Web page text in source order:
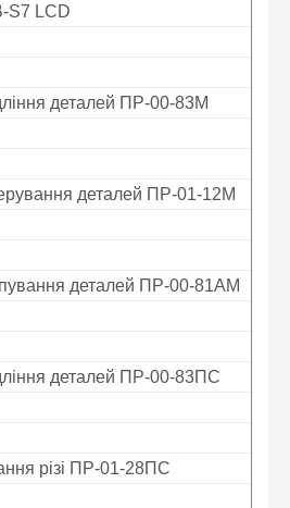
S7 LCD
деталей ПР-00-83M
деталей ПР-01-12М
деталей ПР-00-81АМ
деталей ПР-00-83ПС
різі ПР-01-28ПС